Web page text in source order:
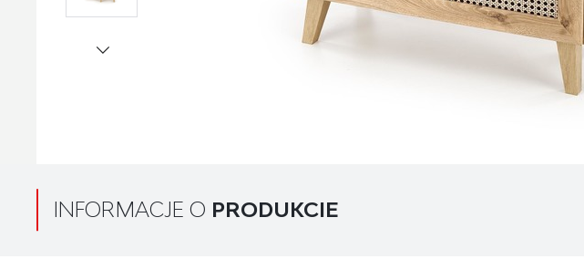
INFORMACJE O PRODUKCIE